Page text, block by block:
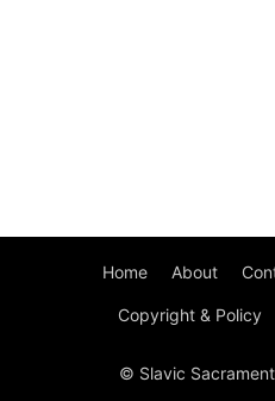
Home About
Copyright & Policy
© Slavic